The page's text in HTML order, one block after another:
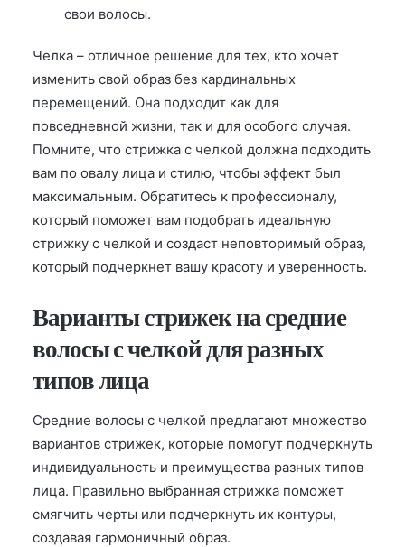
свои волосы.
Челка – отличное решение для тех, кто хочет
изменить свой образ без кардинальных
перемещений. Она подходит как для
повседневной жизни, так и для особого случая.
Помните, что стрижка с челкой должна подходить
вам по овалу лица и стилю, чтобы эффект был
максимальным. Обратитесь к профессионалу,
который поможет вам подобрать идеальную
стрижку с челкой и создаст неповторимый образ,
который подчеркнет вашу красоту и уверенность.
Варианты стрижек на средние
волосы с челкой для разных
типов лица
Средние волосы с челкой предлагают множество
вариантов стрижек, которые помогут подчеркнуть
индивидуальность и преимущества разных типов
лица. Правильно выбранная стрижка поможет
смягчить черты или подчеркнуть их контуры,
создавая гармоничный образ.